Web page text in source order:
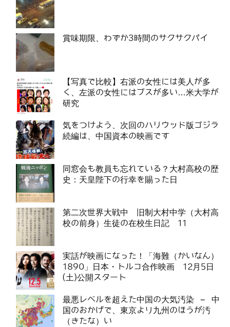
賞味期限、わずか3時間のサクサクパイ
【写真で比較】右派の女性には美人が多
く、左派の女性にはブスが多い…米大学が
研究
気をつけよう、次回のハリウッド版ゴジラ
続編は、中国資本の映画です
同窓会も教員も忘れている？大村高校の歴
史：天皇陛下の行幸を賜った日
第二次世界大戦中 旧制大村中学（大村高
校の前身）生徒の在校生日記 11
実話が映画になった！「海難（かいなん）
1890」日本・トルコ合作映画 12月5日
(土)公開スタート
最悪レベルを超えた中国の大気汚染 – 中
国のおかげで、東京より九州のほうが汚
（きたな）い